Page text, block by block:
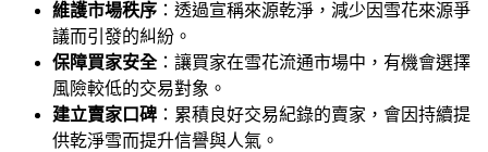
維護市場秩序 ：透過宣稱來源乾淨，減少因雪花來源爭
議而引發的糾紛。
保障買家安全：讓買家在雪花流通市場中，有機會選擇
風險較低的交易對象。
建立賣家口碑 ：累積良好交易紀錄的賣家，會因持續提
供乾淨雪而提升信譽與人氣。